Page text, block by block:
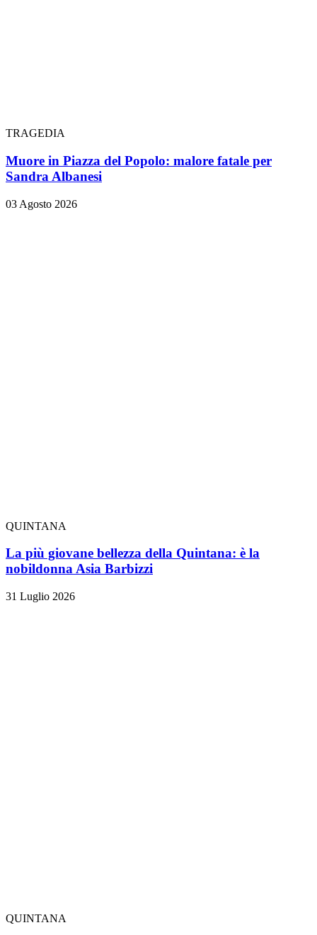
TRAGEDIA
Muore in Piazza del Popolo: malore fatale per
Sandra Albanesi
03 Agosto 2026
QUINTANA
La più giovane bellezza della Quintana: è la
nobildonna Asia Barbizzi
31 Luglio 2026
QUINTANA